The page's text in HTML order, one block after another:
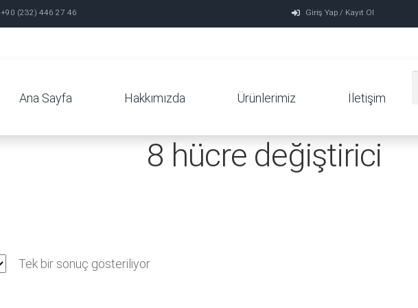
+90 (232) 446 27 46 Giriş Yap / Kayıt Ol
Ana Sayfa Hakkımızda Ürünlerimiz İletişim
8 hücre değiştirici
Tek bir sonuç gösteriliyor